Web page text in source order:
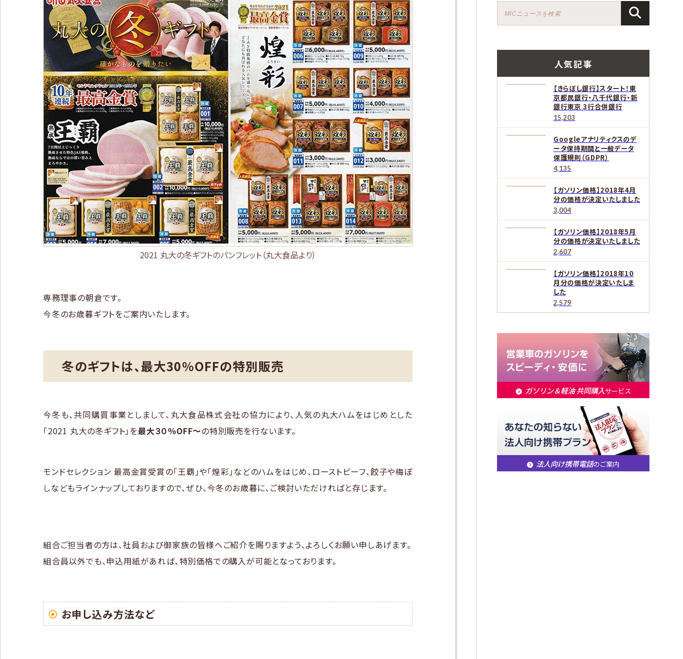
2021 丸大の冬ギフトのパンフレット（丸大食品より）
専務理事の朝倉です。
今冬のお歳暮ギフトをご案内いたします。
冬のギフトは、最大30％OFFの特別販売
今冬も、共同購買事業としまして、丸大食品株式会社の協力により、人気の丸大ハムをはじめとした
「2021 丸大の冬ギフト」を最大３０％OFF～の特別販売を行ないます。
モンドセレクション 最高金賞受賞の「王覇」や「煌彩」などのハムをはじめ、ローストビーフ、餃子や梅ぼ
しなどもラインナップしておりますので、ぜひ、今冬のお歳暮に、ご検討いただければと存じます。
組合ご担当者の方は、社員および御家族の皆様へご紹介を賜りますよう、よろしくお願い申しあげます。
組合員以外でも、申込用紙があれば、特別価格での購入が可能となっております。
お申し込み方法など
人気記事
【きらぼし銀行】スタート！東
京都民銀行・八千代銀行・新
銀行東京 3行合併銀行
15,203
Googleアナリティクスのデ
ータ保持期間と一般データ
保護規則（GDPR）
4,135
【ガソリン価格】2018年4月
分の価格が決定いたしました
3,004
【ガソリン価格】2018年5月
分の価格が決定いたしました
2,607
【ガソリン価格】2018年10
月分の価格が決定いたしま
した
2,579
ガソリン＆軽油 共同購入サービス
法人向け携帯電話のご案内